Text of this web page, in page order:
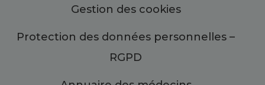
Gestion des cookies
Protection des données personnelles –
RGPD